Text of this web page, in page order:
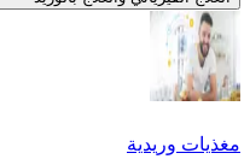
مغذيات وريدية